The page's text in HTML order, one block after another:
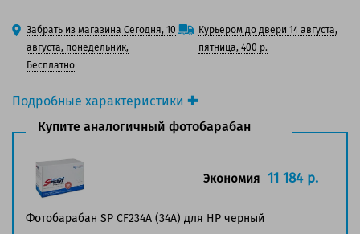
Подробные характеристики
Производитель принтера:HP
Вид товара:
Оригинальность:
Оригинальный
Цвет:Черный
Ресурс:9 200 страниц формата А4 при 5%
125 баллов
150 баллов
Забрать из магазина Сегодня, 10
августа, понедельник,
Бесплатно
Курьером до двери 14 августа,
пятница, 400 р.
Купите аналогичный фотобарабан
Фотобарабан SP CF234A (34A) для HP черный
Экономия 11 184 р.